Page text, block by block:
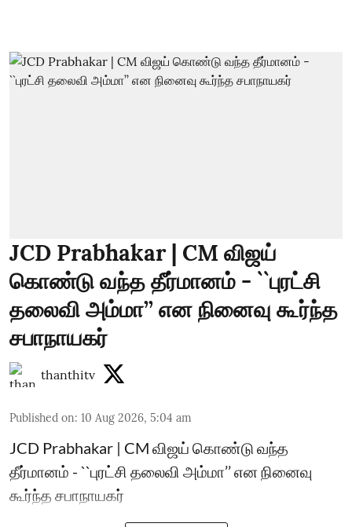
JCD Prabhakar | CM விஜய்
கொண்டு வந்த தீர்மானம் - ``புரட்சி
தலைவி அம்மா’’ என நினைவு கூர்ந்த
சபாநாயகர்
thanthitv
Published on: 10 Aug 2026, 5:04 am
JCD Prabhakar | CM விஜய் கொண்டு வந்த
தீர்மானம் - ``புரட்சி தலைவி அம்மா’’ என நினைவு
கூர்ந்த சபாநாயகர்